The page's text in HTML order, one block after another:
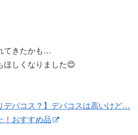
てきたかも…
ほしくなりました😊
デパコス？】デパコスは高いけど…
！おすすめ品